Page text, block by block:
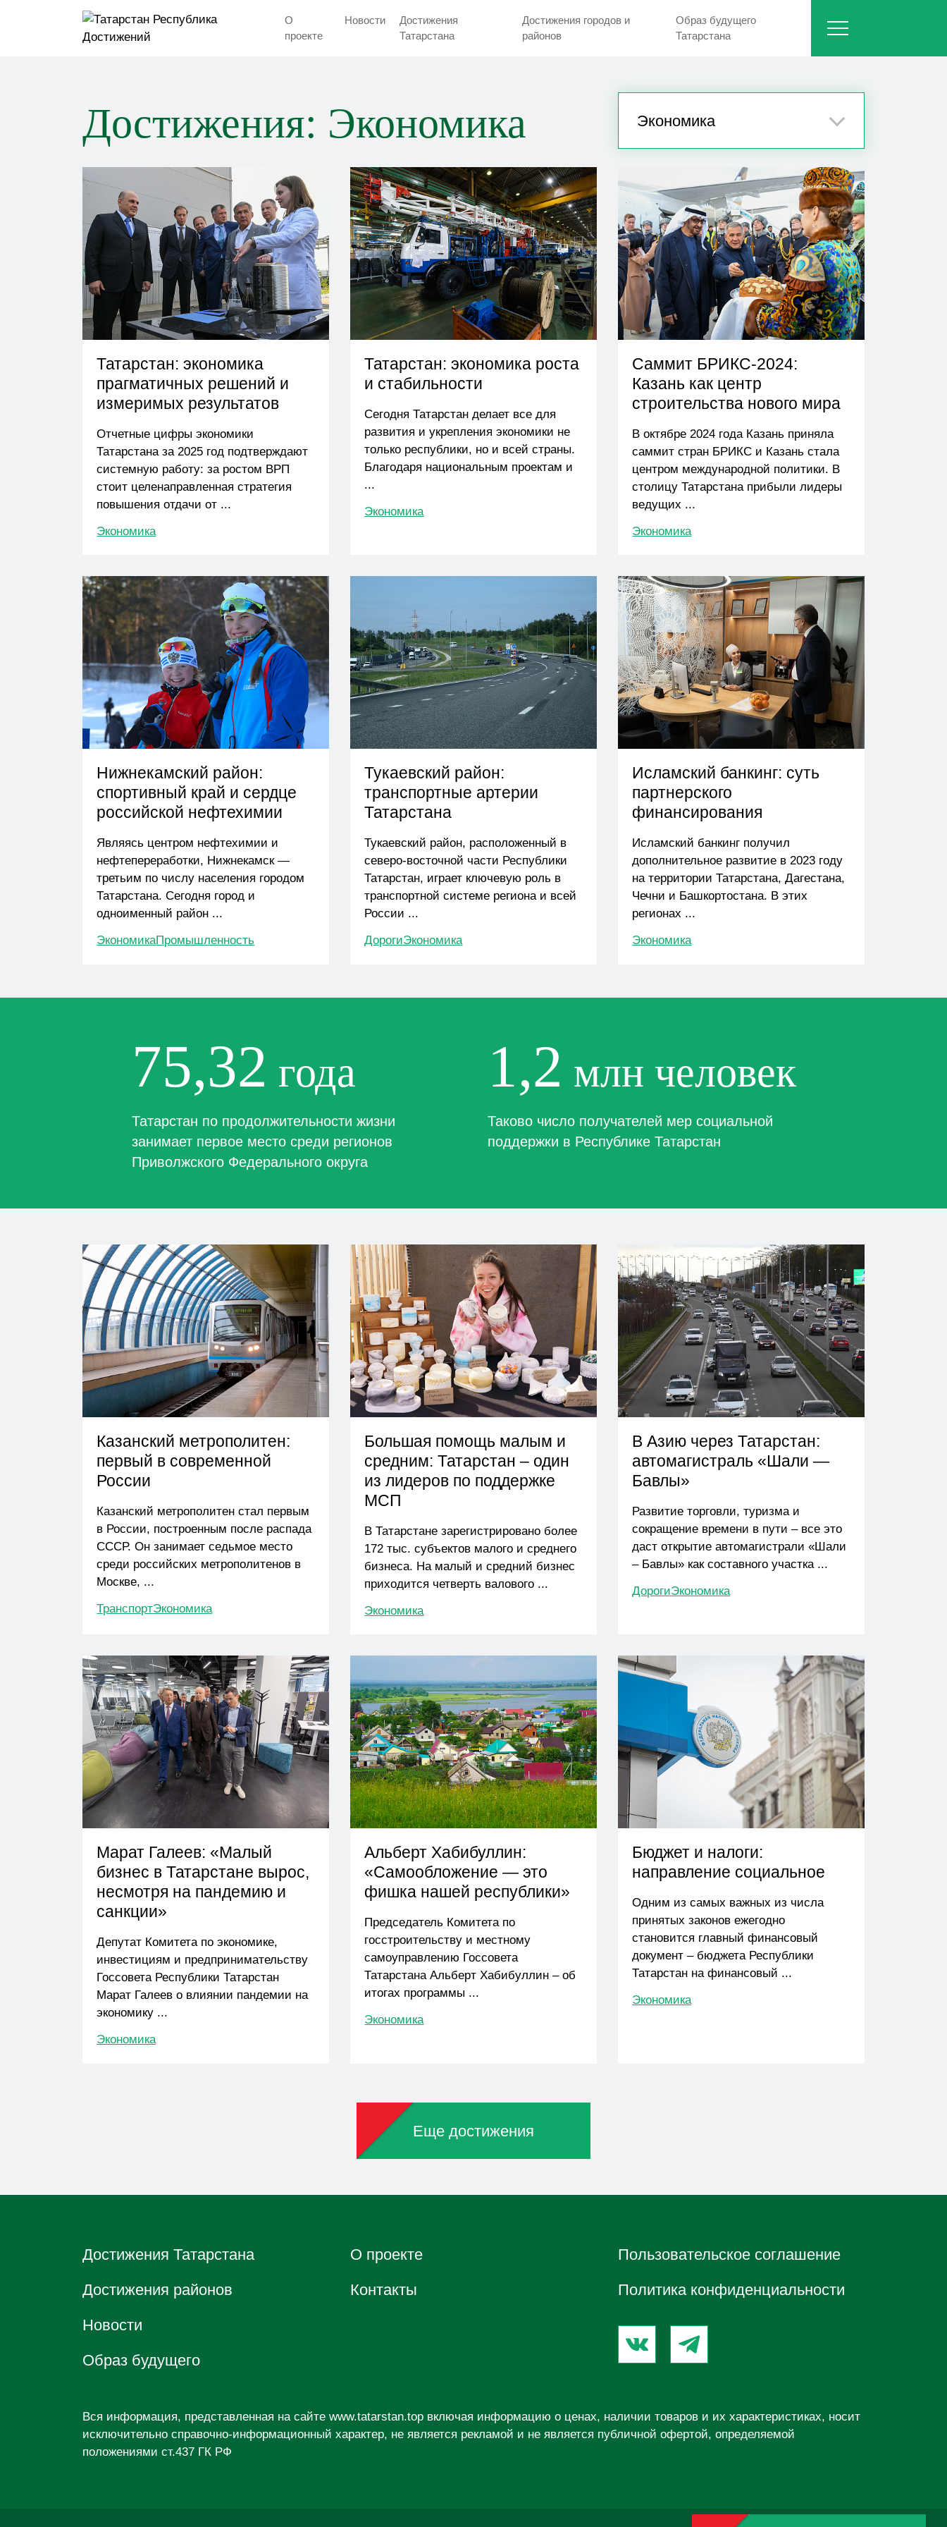
О
проектe
Новости
Достижения
Татарстана
Достижения городов и
районов
Образ будущего
Татарстана
Достижения: Экономика Экономика
Татарстан: экономика
прагматичных решений и
измеримых результатов
Отчетные цифры экономики
Татарстана за 2025 год подтверждают
системную работу: за ростом ВРП
стоит целенаправленная стратегия
повышения отдачи от ...
Экономика
Татарстан: экономика роста
и стабильности
Сегодня Татарстан делает все для
развития и укрепления экономики не
только республики, но и всей страны.
Благодаря национальным проектам и
...
Экономика
Саммит БРИКС-2024:
Казань как центр
строительства нового мира
В октябре 2024 года Казань приняла
саммит стран БРИКС и Казань стала
центром международной политики. В
столицу Татарстана прибыли лидеры
ведущих ...
Экономика
Нижнекамский район:
спортивный край и сердце
российской нефтехимии
Являясь центром нефтехимии и
нефтепереработки, Нижнекамск —
третьим по числу населения городом
Татарстана. Сегодня город и
одноименный район ...
ЭкономикаПромышленность
Тукаевский район:
транспортные артерии
Татарстана
Тукаевский район, расположенный в
северо-восточной части Республики
Татарстан, играет ключевую роль в
транспортной системе региона и всей
России ...
ДорогиЭкономика
Исламский банкинг: суть
партнерского
финансирования
Исламский банкинг получил
дополнительное развитие в 2023 году
на территории Татарстана, Дагестана,
Чечни и Башкортостана. В этих
регионах ...
Экономика
75,32 года
Татарстан по продолжительности жизни
занимает первое место среди регионов
Приволжского Федерального округа
1,2 млн человек
Таково число получателей мер социальной
поддержки в Республике Татарстан
Казанский метрополитен:
первый в современной
России
Казанский метрополитен стал первым
в России, построенным после распада
СССР. Он занимает седьмое место
среди российских метрополитенов в
Москве, ...
ТранспортЭкономика
Большая помощь малым и
средним: Татарстан – один
из лидеров по поддержке
МСП
В Татарстане зарегистрировано более
172 тыс. субъектов малого и среднего
бизнеса. На малый и средний бизнес
приходится четверть валового ...
Экономика
В Азию через Татарстан:
автомагистраль «Шали —
Бавлы»
Развитие торговли, туризма и
сокращение времени в пути – все это
даст открытие автомагистрали «Шали
– Бавлы» как составного участка ...
ДорогиЭкономика
Марат Галеев: «Малый
бизнес в Татарстане вырос,
несмотря на пандемию и
санкции»
Депутат Комитета по экономике,
инвестициям и предпринимательству
Госсовета Республики Татарстан
Марат Галеев о влиянии пандемии на
экономику ...
Экономика
Альберт Хабибуллин:
«Самообложение — это
фишка нашей республики»
Председатель Комитета по
госстроительству и местному
самоуправлению Госсовета
Татарстана Альберт Хабибуллин – об
итогах программы ...
Экономика
Бюджет и налоги:
направление социальное
Одним из самых важных из числа
принятых законов ежегодно
становится главный финансовый
документ – бюджета Республики
Татарстан на финансовый ...
Экономика
Еще достижения
Достижения Татарстана
Достижения районов
Новости
Образ будущего
О проектe
Контакты
Пользовательское соглашение
Политика конфиденциальности
Вся информация, представленная на сайте www.tatarstan.top включая информацию о ценах, наличии товаров и их характеристиках, носит
исключительно справочно-информационный характер, не является рекламой и не является публичной офертой, определяемой
положениями ст.437 ГК РФ